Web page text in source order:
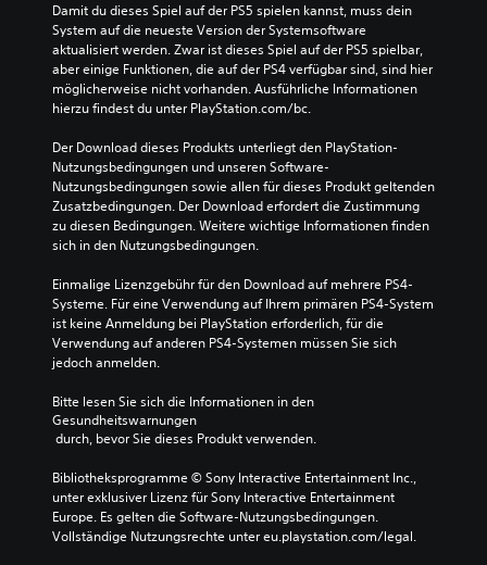
Damit du dieses Spiel auf der PS5 spielen kannst, muss dein
System auf die neueste Version der Systemsoftware
aktualisiert werden. Zwar ist dieses Spiel auf der PS5 spielbar,
aber einige Funktionen, die auf der PS4 verfügbar sind, sind hier
möglicherweise nicht vorhanden. Ausführliche Informationen
hierzu findest du unter PlayStation.com/bc.
Der Download dieses Produkts unterliegt den PlayStation-
Nutzungsbedingungen und unseren Software-
Nutzungsbedingungen sowie allen für dieses Produkt geltenden
Zusatzbedingungen. Der Download erfordert die Zustimmung
zu diesen Bedingungen. Weitere wichtige Informationen finden
sich in den Nutzungsbedingungen.
Einmalige Lizenzgebühr für den Download auf mehrere PS4-
Systeme. Für eine Verwendung auf Ihrem primären PS4-System
ist keine Anmeldung bei PlayStation erforderlich, für die
Verwendung auf anderen PS4-Systemen müssen Sie sich
jedoch anmelden.
Bitte lesen Sie sich die Informationen in den
Gesundheitswarnungen
durch, bevor Sie dieses Produkt verwenden.
Bibliotheksprogramme © Sony Interactive Entertainment Inc.,
unter exklusiver Lizenz für Sony Interactive Entertainment
Europe. Es gelten die Software-Nutzungsbedingungen.
Vollständige Nutzungsrechte unter eu.playstation.com/legal.